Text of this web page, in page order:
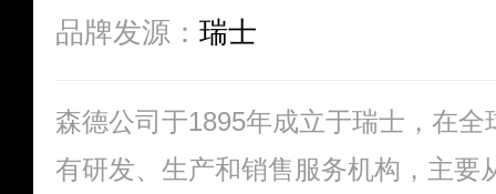
品牌发源： 瑞士
森德公司于1895年成立于瑞士，在
有研发、生产和销售服务机构，主要